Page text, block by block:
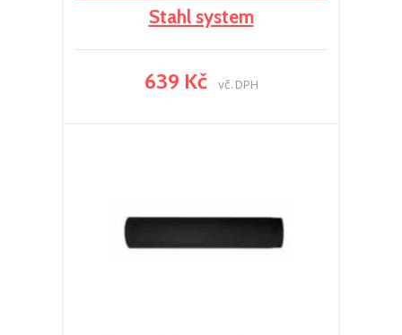
Stahl system
639 Kč vč. DPH